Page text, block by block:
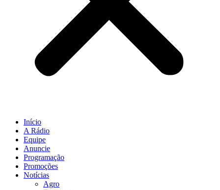
Início
A Rádio
Equipe
Anuncie
Programação
Promoções
Notícias
Agro